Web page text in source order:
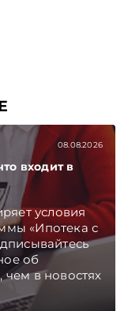
08.08.2026
входит в
условия
«Ипотека с
об
в новостях